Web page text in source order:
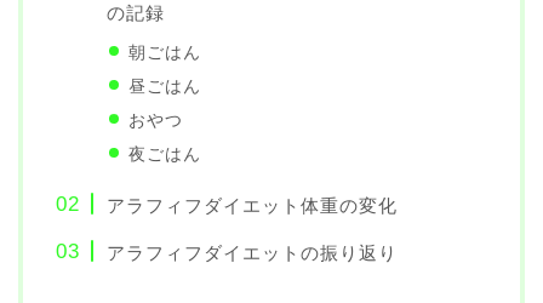
の記録
朝ごはん
昼ごはん
おやつ
夜ごはん
アラフィフダイエット体重の変化
アラフィフダイエットの振り返り